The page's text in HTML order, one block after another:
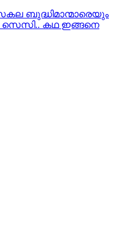
ബുദ്ധിമാന്മാരെയും
സെസി.. കഥ ഇങ്ങനെ